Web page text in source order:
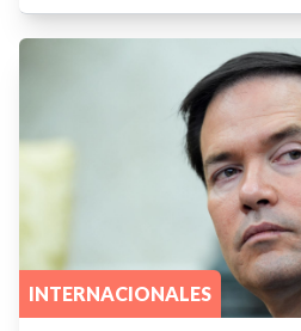
INTERNACIONALES